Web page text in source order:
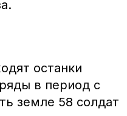
останки
в период с
земле 58 солдат